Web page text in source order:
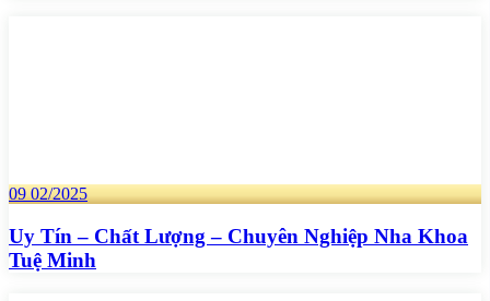
09 02/2025
Uy Tín – Chất Lượng – Chuyên Nghiệp Nha Khoa
Tuệ Minh